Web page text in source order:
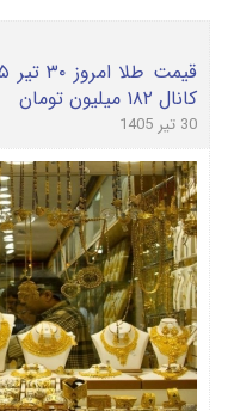
کانال ۱۸۲ میلیون تومان
30 تیر 1405